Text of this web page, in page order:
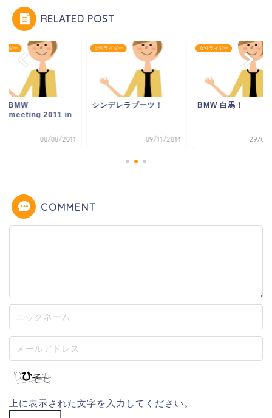
RELATED POST
イダー
BMW
2011 in
08/08/2011
女性ライダー
シンデレラブーツ！
09/11/2014
女性ライダー
BMW 白馬！
29/08/
COMMENT
上に表示された文字を入力してください。